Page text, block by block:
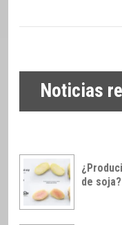
Noticias
de soja?